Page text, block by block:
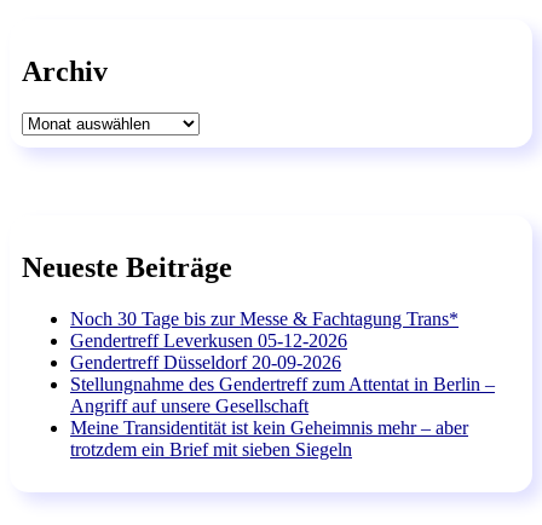
Archiv
Archiv
Neueste Beiträge
Noch 30 Tage bis zur Messe & Fachtagung Trans*
Gendertreff Leverkusen 05-12-2026
Gendertreff Düsseldorf 20-09-2026
Stellungnahme des Gendertreff zum Attentat in Berlin –
Angriff auf unsere Gesellschaft
Meine Transidentität ist kein Geheimnis mehr – aber
trotzdem ein Brief mit sieben Siegeln